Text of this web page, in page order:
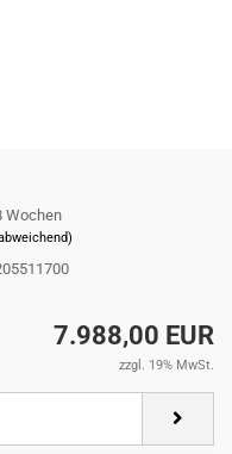
Wochen
7.988,00 EUR
zzgl. 19% MwSt.